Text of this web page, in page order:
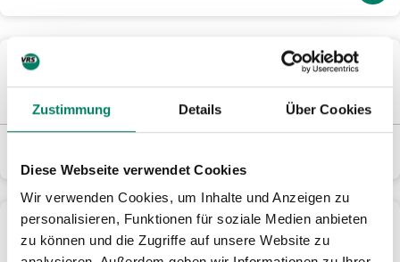
Zustimmung Details Über Cookies
Diese Webseite verwendet Cookies
Wir verwenden Cookies, um Inhalte und Anzeigen zu
personalisieren, Funktionen für soziale Medien anbieten
zu können und die Zugriffe auf unsere Website zu
Artikel 12: Busnetzplan – Rhein-Sieg-Kreis
Ausgabe 2026
Artikel 13: Busnetzplan – Bonn/Rhein-Sieg-Kreis
linksrheinisch